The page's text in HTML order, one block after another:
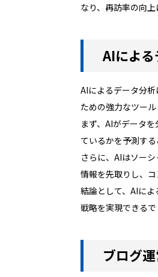
なり、再訪率の向
AIによ
AIによるデータ分
ための強力なツー
まず、AIがデータ
ているかを予測す
さらに、AIはソー
情報を先取りし、コ
結論として、AIに
戦略を実現できるで
ブログ